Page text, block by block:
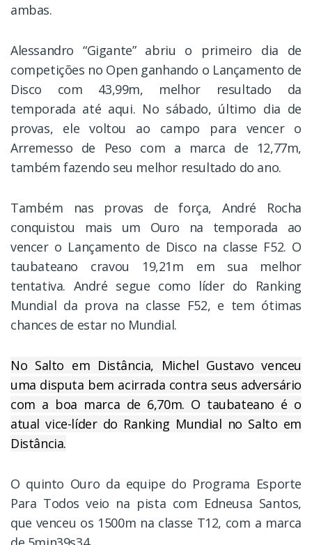
ambas.
Alessandro “Gigante” abriu o primeiro dia de
competições no Open ganhando o Lançamento de
Disco com 43,99m, melhor resultado da
temporada até aqui. No sábado, último dia de
provas, ele voltou ao campo para vencer o
Arremesso de Peso com a marca de 12,77m,
também fazendo seu melhor resultado do ano.
Também nas provas de força, André Rocha
conquistou mais um Ouro na temporada ao
vencer o Lançamento de Disco na classe F52. O
taubateano cravou 19,21m em sua melhor
tentativa. André segue como líder do Ranking
Mundial da prova na classe F52, e tem ótimas
chances de estar no Mundial.
No Salto em Distância, Michel Gustavo venceu
uma disputa bem acirrada contra seus adversário
com a boa marca de 6,70m. O taubateano é o
atual vice-líder do Ranking Mundial no Salto em
Distância.
O quinto Ouro da equipe do Programa Esporte
Para Todos veio na pista com Edneusa Santos,
que venceu os 1500m na classe T12, com a marca